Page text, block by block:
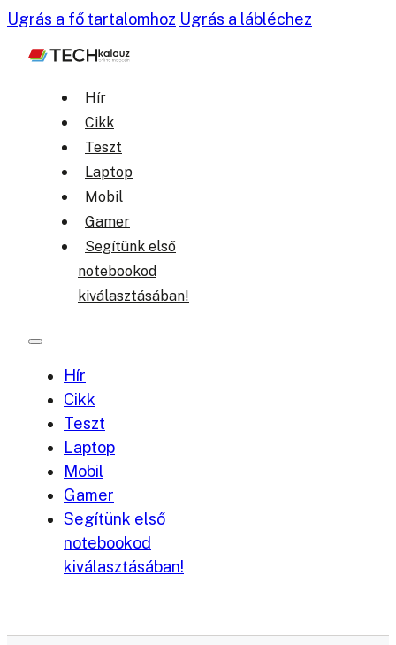
Ugrás a fő tartalomhoz Ugrás a lábléchez
Hír
Cikk
Teszt
Laptop
Mobil
Gamer
Segítünk első
notebookod
kiválasztásában!
Hír
Cikk
Teszt
Laptop
Mobil
Gamer
Segítünk első
notebookod
kiválasztásában!